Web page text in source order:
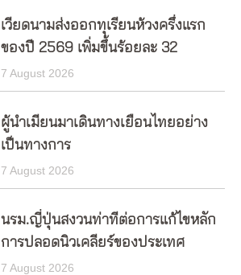
เวียดนามส่งออกทุเรียนห้วงครึ่งแรก
ของปี 2569 เพิ่มขึ้นร้อยละ 32
7 August 2026
ผู้นำเมียนมาเดินทางเยือนไทยอย่าง
เป็นทางการ
7 August 2026
นรม.ญี่ปุ่นสงวนท่าทีต่อการแก้ไขหลัก
การปลอดนิวเคลียร์ของประเทศ
7 August 2026